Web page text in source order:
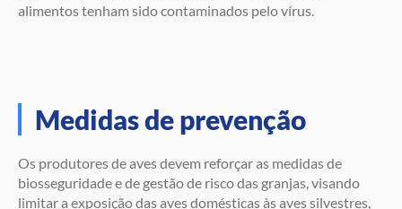
alimentos tenham sido contaminados pelo vírus.
Medidas de prevenção
Os produtores de aves devem reforçar as medidas de
biosseguridade e de gestão de risco das granjas, visando
limitar a exposição das aves domésticas às aves silvestres,